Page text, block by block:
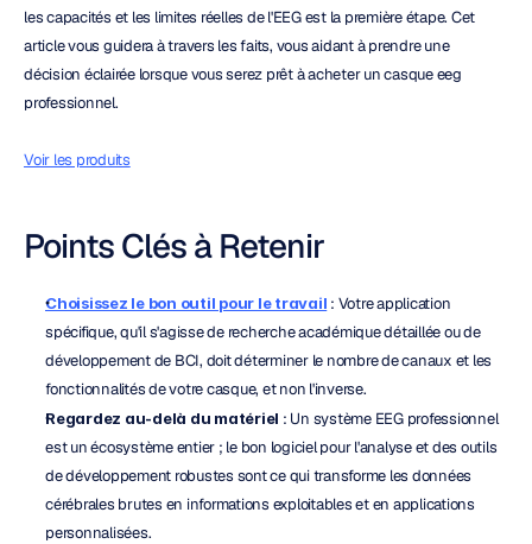
les capacités et les limites réelles de l'EEG est la première étape. Cet
article vous guidera à travers les faits, vous aidant à prendre une
décision éclairée lorsque vous serez prêt à acheter un casque eeg
professionnel.
Voir les produits
Points Clés à Retenir
Choisissez le bon outil pour le travail : Votre application
spécifique, qu'il s'agisse de recherche académique détaillée ou de
développement de BCI, doit déterminer le nombre de canaux et les
fonctionnalités de votre casque, et non l'inverse.
Regardez au-delà du matériel : Un système EEG professionnel
est un écosystème entier ; le bon logiciel pour l'analyse et des outils
de développement robustes sont ce qui transforme les données
cérébrales brutes en informations exploitables et en applications
personnalisées.